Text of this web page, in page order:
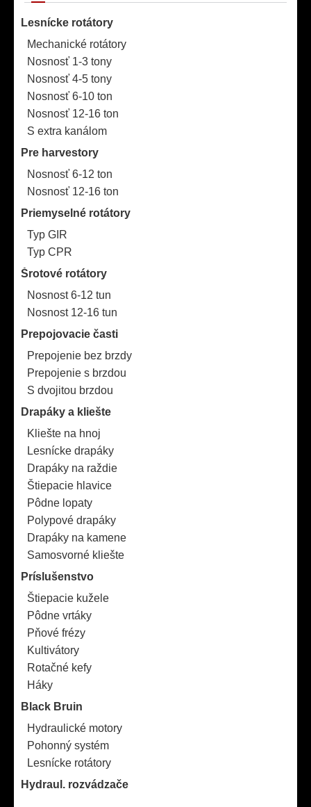
Lesnícke rotátory
Mechanické rotátory
Nosnosť 1-3 tony
Nosnosť 4-5 tony
Nosnosť 6-10 ton
Nosnosť 12-16 ton
S extra kanálom
Pre harvestory
Nosnosť 6-12 ton
Nosnosť 12-16 ton
Priemyselné rotátory
Typ GIR
Typ CPR
Šrotové rotátory
Nosnost 6-12 tun
Nosnost 12-16 tun
Prepojovacie časti
Prepojenie bez brzdy
Prepojenie s brzdou
S dvojitou brzdou
Drapáky a kliešte
Kliešte na hnoj
Lesnícke drapáky
Drapáky na raždie
Štiepacie hlavice
Pôdne lopaty
Polypové drapáky
Drapáky na kamene
Samosvorné kliešte
Príslušenstvo
Štiepacie kužele
Pôdne vrtáky
Pňové frézy
Kultivátory
Rotačné kefy
Háky
Black Bruin
Hydraulické motory
Pohonný systém
Lesnícke rotátory
Hydraul. rozvádzače